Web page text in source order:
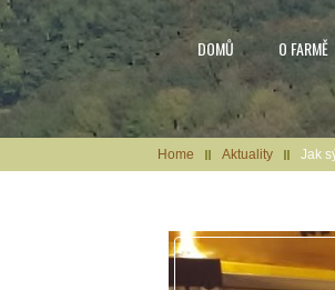
DOMŮ O FARMĚ
Home Aktuality Jak